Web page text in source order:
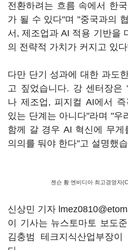
전환하려는 흐름 속에서 한
가 될 수 있다"며 "중국과의
서, 제조업과 AI 적용 기반을
의 전략적 가치가 커지고 있
다만 단기 성과에 대한 과도
고 짚었습니다. 강 센터장은
나 제조업, 피지컬 AI에서
있는 단계는 아니다"라며 "우
함께 갈 경우 AI 혁신에 무게
의의를 둬야 한다"고 설명했
젠슨 황 엔비디아 최고경영자
신상민 기자
이 기사는 뉴스토마토 보도
김충범 테크지식산업부장이